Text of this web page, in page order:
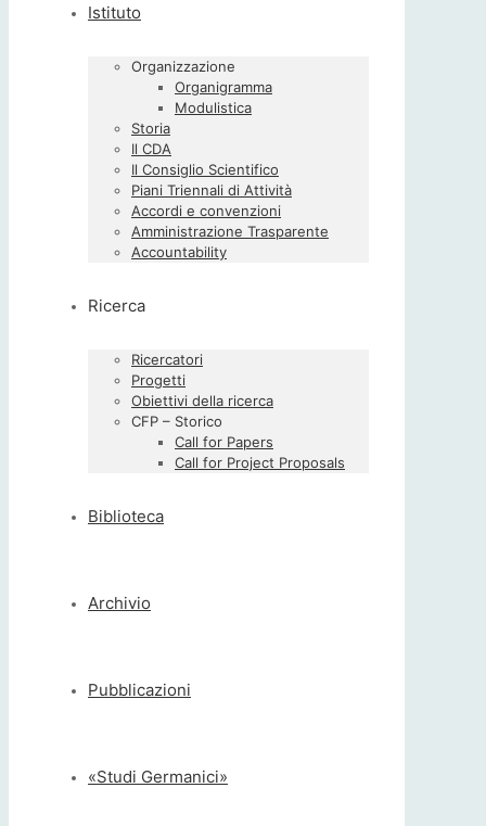
Istituto
Organizzazione
Organigramma
Modulistica
Storia
Il CDA
Il Consiglio Scientifico
Piani Triennali di Attività
Accordi e convenzioni
Amministrazione Trasparente
Accountability
Ricerca
Ricercatori
Progetti
Obiettivi della ricerca
CFP – Storico
Call for Papers
Call for Project Proposals
Biblioteca
Archivio
Pubblicazioni
«Studi Germanici»